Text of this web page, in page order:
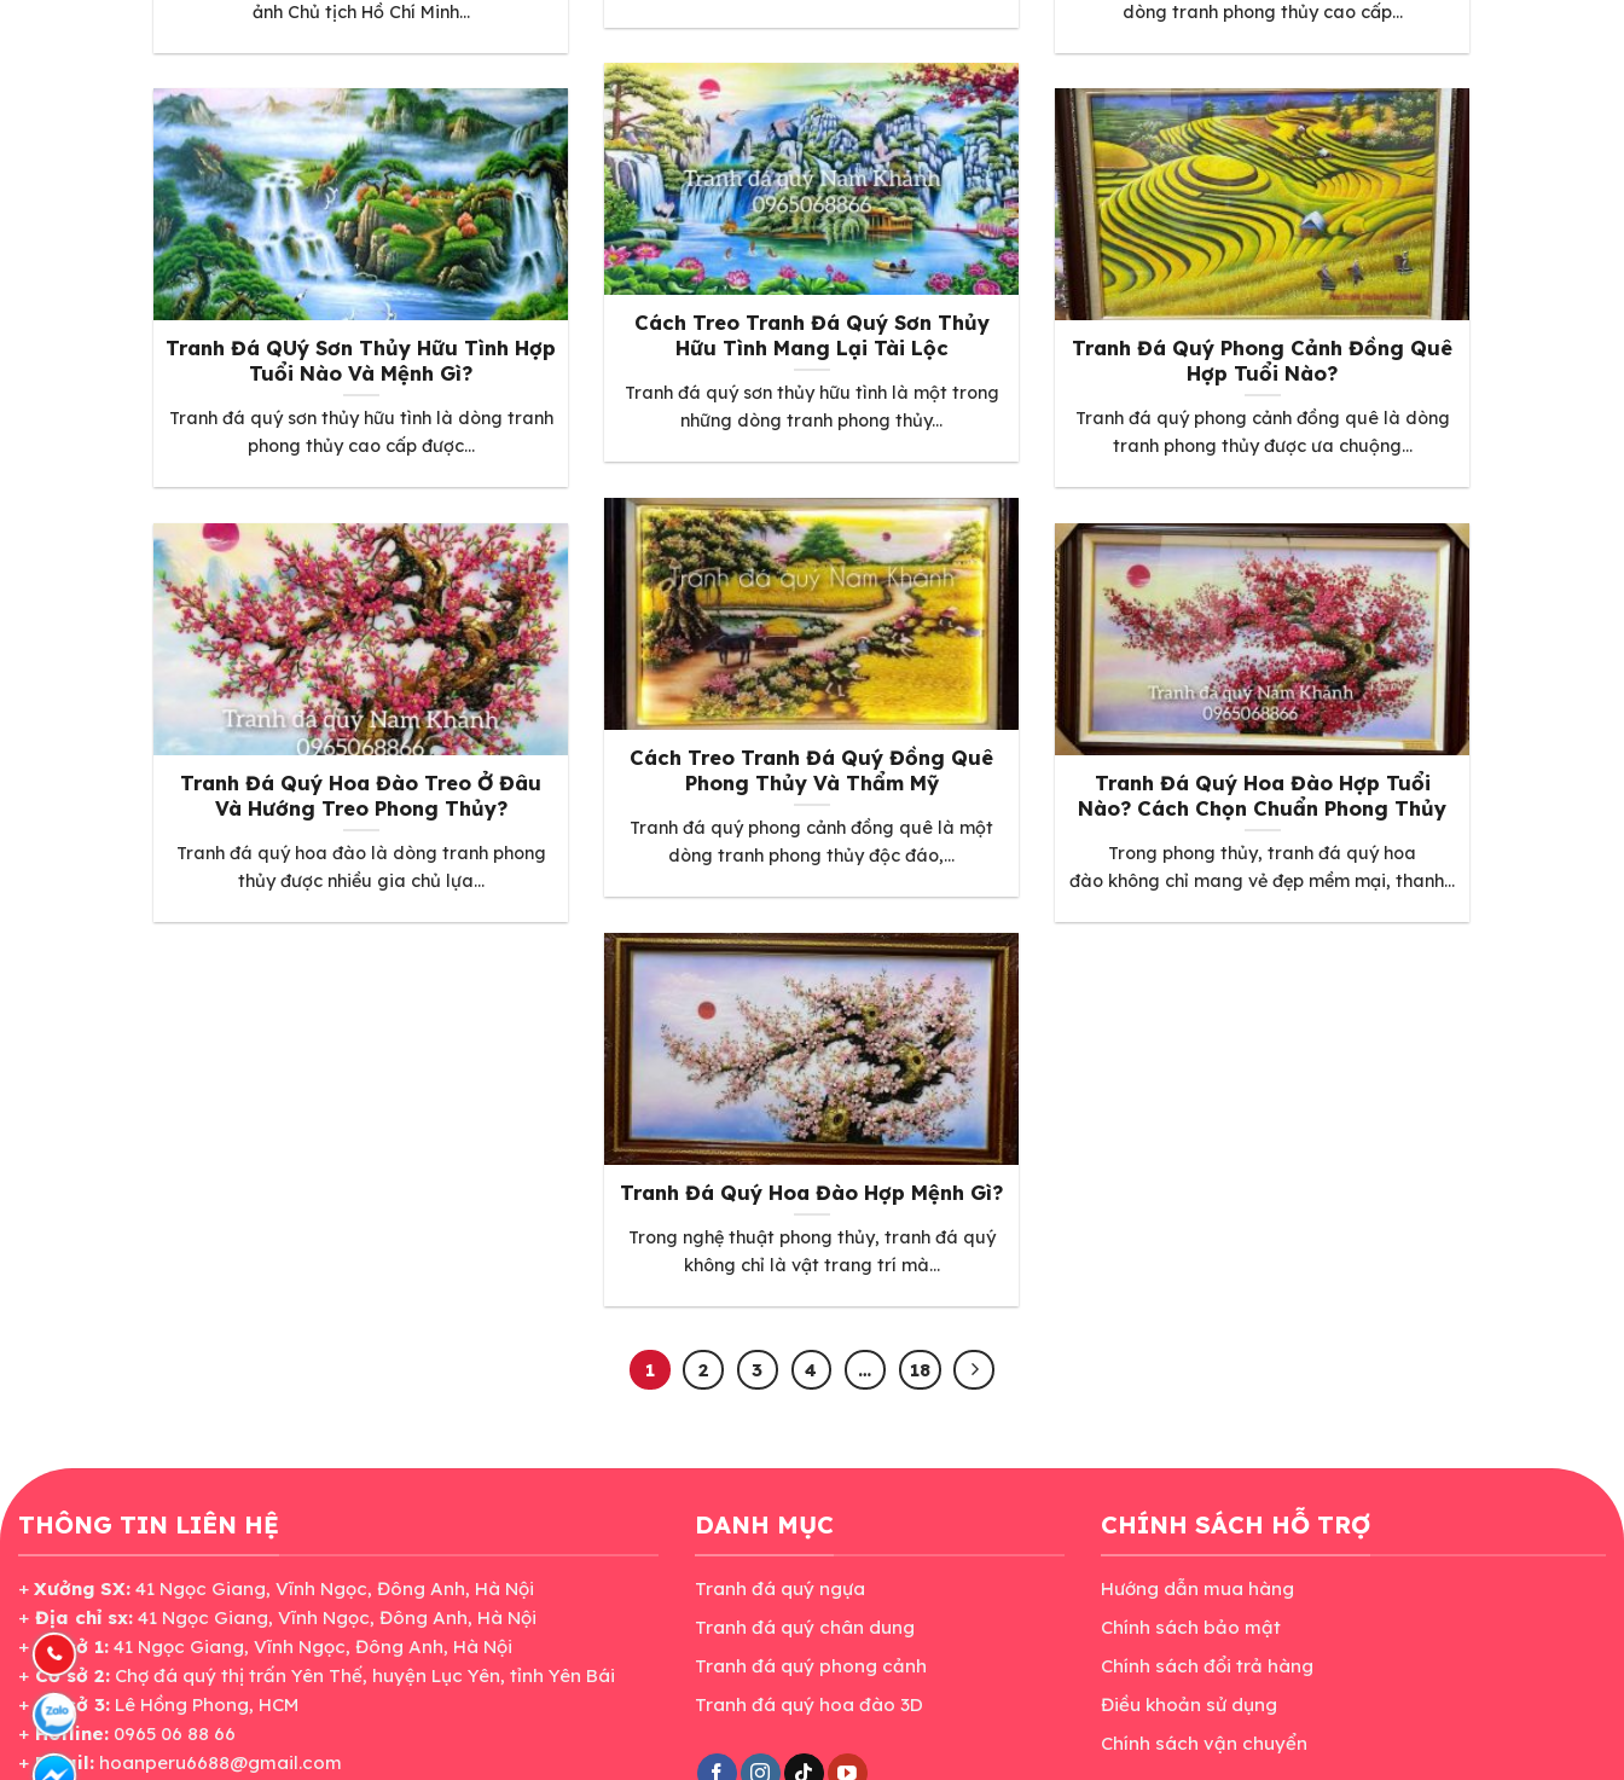
ảnh Chủ tịch Hồ Chí Minh...
dòng tranh phong thủy cao cấp...
Cách Treo Tranh Đá Quý Sơn Thủy
Hữu Tình Mang Lại Tài Lộc
Tranh đá quý sơn thủy hữu tình là một trong
những dòng tranh phong thủy...
Tranh Đá QUý Sơn Thủy Hữu Tình Hợp
Tuổi Nào Và Mệnh Gì?
Tranh đá quý sơn thủy hữu tình là dòng tranh
phong thủy cao cấp được...
Tranh Đá Quý Phong Cảnh Đồng Quê
Hợp Tuổi Nào?
Tranh đá quý phong cảnh đồng quê là dòng
tranh phong thủy được ưa chuộng...
Cách Treo Tranh Đá Quý Đồng Quê
Phong Thủy Và Thẩm Mỹ
Tranh đá quý phong cảnh đồng quê là một
dòng tranh phong thủy độc đáo,...
Tranh Đá Quý Hoa Đào Treo Ở Đâu
Và Hướng Treo Phong Thủy?
Tranh đá quý hoa đào là dòng tranh phong
thủy được nhiều gia chủ lựa...
Tranh Đá Quý Hoa Đào Hợp Tuổi
Nào? Cách Chọn Chuẩn Phong Thủy
Trong phong thủy, tranh đá quý hoa
đào không chỉ mang vẻ đẹp mềm mại, thanh...
Tranh Đá Quý Hoa Đào Hợp Mệnh Gì?
Trong nghệ thuật phong thủy, tranh đá quý
không chỉ là vật trang trí mà...
1 2 3 4 … 18
THÔNG TIN LIÊN HỆ
+ Xưởng SX: 41 Ngọc Giang, Vĩnh Ngọc, Đông Anh, Hà Nội
+ Địa chỉ sx: 41 Ngọc Giang, Vĩnh Ngọc, Đông Anh, Hà Nội
+Cơ sở 1: 41 Ngọc Giang, Vĩnh Ngọc, Đông Anh, Hà Nội
+ Cơ sở 2: Chợ đá quý thị trấn Yên Thế, huyện Lục Yên, tỉnh Yên Bái
+Cơ sở 3: Lê Hồng Phong, HCM
+Hotline: 0965 06 88 66
+Email: hoanperu6688@gmail.com
DANH MỤC
Tranh đá quý ngựa
Tranh đá quý chân dung
Tranh đá quý phong cảnh
Tranh đá quý hoa đào 3D
CHÍNH SÁCH HỖ TRỢ
Hướng dẫn mua hàng
Chính sách bảo mật
Chính sách đổi trả hàng
Điều khoản sử dụng
Chính sách vận chuyển